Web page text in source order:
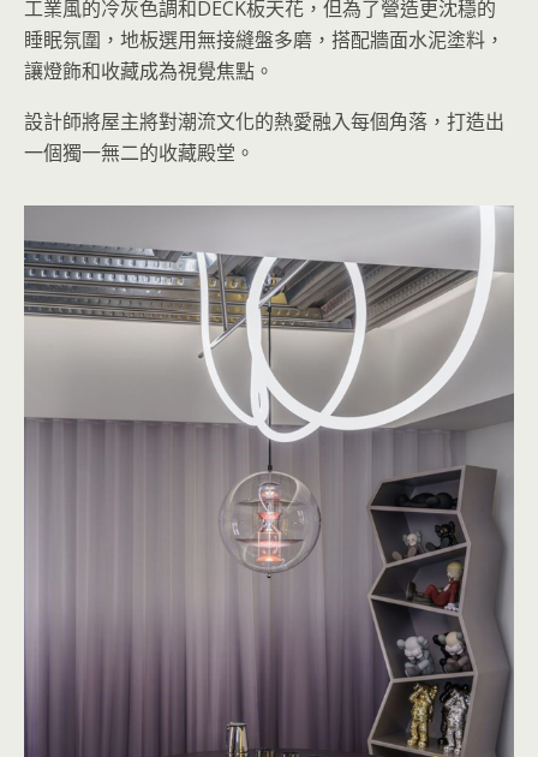
工業風的冷灰色調和DECK板天花，但為了營造更沈穩的
睡眠氛圍，地板選用無接縫盤多磨，搭配牆面水泥塗料，
讓燈飾和收藏成為視覺焦點。
設計師將屋主將對潮流文化的熱愛融入每個角落，打造出
一個獨一無二的收藏殿堂。